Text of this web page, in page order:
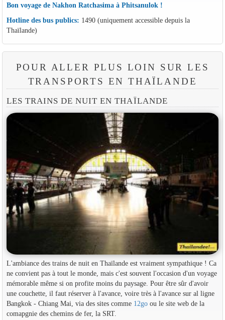
Bon voyage de Nakhon Ratchasima à Phitsanulok !
Hotline des bus publics: 1490 (uniquement accessible depuis la
Thaïlande)
POUR ALLER PLUS LOIN SUR LES
TRANSPORTS EN THAÏLANDE
LES TRAINS DE NUIT EN THAÏLANDE
L'ambiance des trains de nuit en Thaïlande est vraiment sympathique ! Ca
ne convient pas à tout le monde, mais c'est souvent l'occasion d'un voyage
mémorable même si on profite moins du paysage. Pour être sûr d'avoir
une couchette, il faut réserver à l'avance, voire très à l'avance sur al ligne
Bangkok - Chiang Mai, via des sites comme 12goou le site web de la
comapgnie des chemins de fer, la SRT.